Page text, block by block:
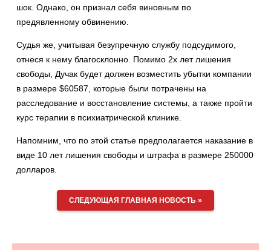
шок. Однако, он признал себя виновным по
предявленному обвинению.
Судья же, учитывая безупречную службу подсудимого,
отнеся к нему благосклонно. Помимо 2х лет лишения
свободы, Дучак будет должен возместить убытки компании
в размере $60587, которые были потрачены на
расследование и восстановление системы, а также пройти
курс терапии в психиатрической клинике.
Напомним, что по этой статье предполагается наказание в
виде 10 лет лишения свободы и штрафа в размере 250000
долларов.
СЛЕДУЮЩАЯ ГЛАВНАЯ НОВОСТЬ »